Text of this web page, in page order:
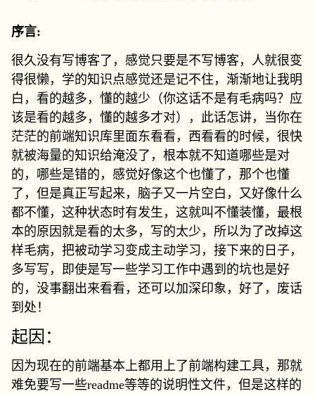
序言:
很久没有写博客了，感觉只要是不写博客，人就很变
得很懒，学的知识点感觉还是记不住，渐渐地让我明
白，看的越多，懂的越少（你这话不是有毛病吗？应
该是看的越多，懂的越多才对），此话怎讲，当你在
茫茫的前端知识库里面东看看，西看看的时候，很快
就被海量的知识给淹没了，根本就不知道哪些是对
的，哪些是错的，感觉好像这个也懂了，那个也懂
了，但是真正写起来，脑子又一片空白，又好像什么
都不懂，这种状态时有发生，这就叫不懂装懂，最根
本的原因就是看的太多，写的太少，所以为了改掉这
样毛病，把被动学习变成主动学习，接下来的日子，
多写写，即使是写一些学习工作中遇到的坑也是好
的，没事翻出来看看，还可以加深印象，好了，废话
到处！
起因：
因为现在的前端基本上都用上了前端构建工具，那就
难免要写一些readme等等的说明性文件，但是这样的